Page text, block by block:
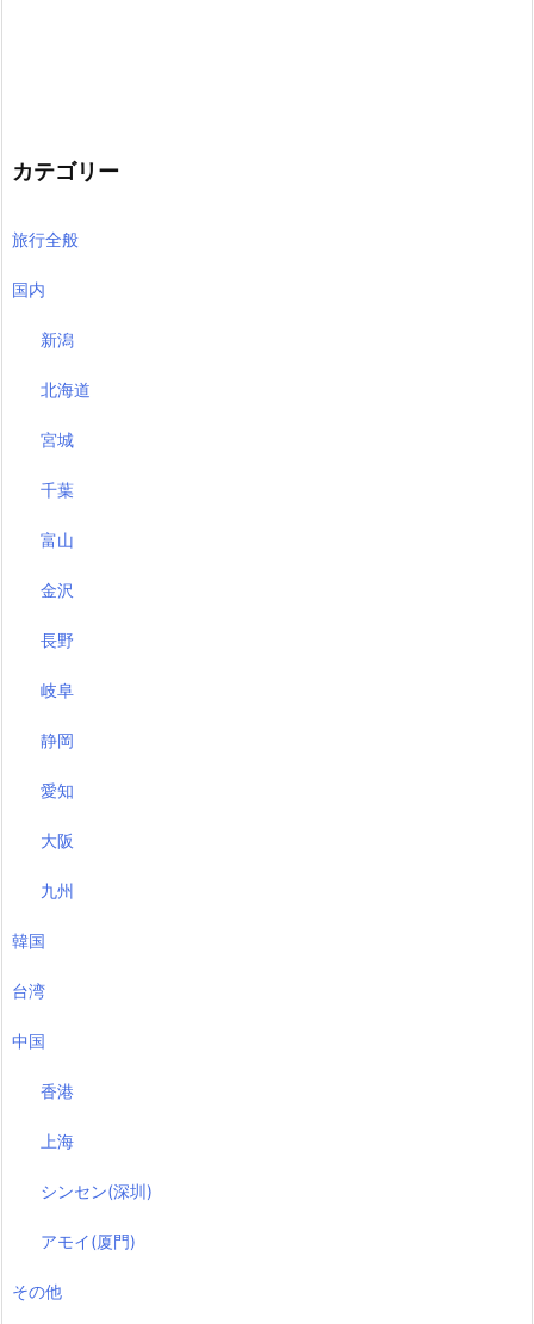
カテゴリー
旅行全般
国内
新潟
北海道
宮城
千葉
富山
金沢
長野
岐阜
静岡
愛知
大阪
九州
韓国
台湾
中国
香港
上海
シンセン(深圳)
アモイ(厦門)
その他